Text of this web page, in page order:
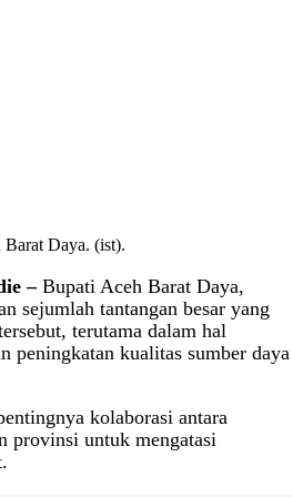
Daya. (ist).
–Bupati Aceh Barat Daya,
sejumlah tantangan besar yang
terutama dalam hal
peningkatan kualitas sumber daya
kolaborasi antara
provinsi untuk mengatasi